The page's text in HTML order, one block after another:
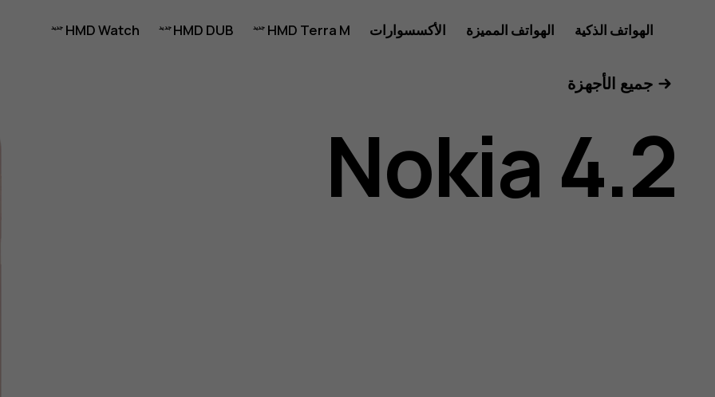
دليل
مستخدم
هاتف
الهواتف الذكية الهواتف المميزة الأكسسوارات HMD Terra M
HMD DUB
HMD Watch
جميع الأجهزة
Nokia 4.2